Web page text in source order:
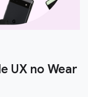
UX no Wear